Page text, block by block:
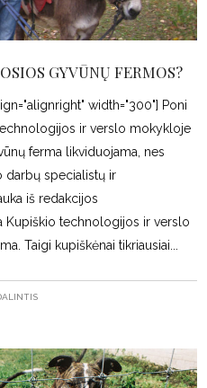
GYVŪNŲ FERMOS?
width="300"] Poni
ir verslo mokykloje
ferma likviduojama, nes
darbų specialistų ir
iš redakcijos
Kupiškio technologijos ir verslo
Taigi kupiškėnai tikriausiai